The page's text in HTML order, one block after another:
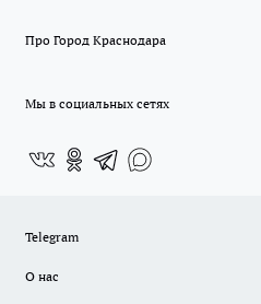
Про Город Краснодара
Мы в социальных сетях
Telegram
О нас